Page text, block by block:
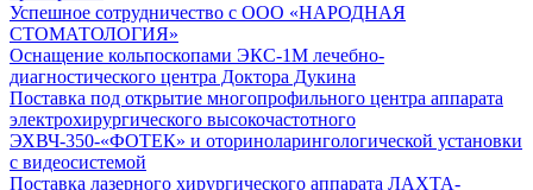
Успешное сотрудничество с ООО «НАРОДНАЯ
СТОМАТОЛОГИЯ»
Оснащение кольпоскопами ЭКС-1М лечебно-
диагностического центра Доктора Дукина
Поставка под открытие многопрофильного центра аппарата
электрохирургического высокочастотного
ЭХВЧ-350-«ФОТЕК» и оториноларингологической установки
с видеосистемой
Поставка лазерного хирургического аппарата ЛАХТА-